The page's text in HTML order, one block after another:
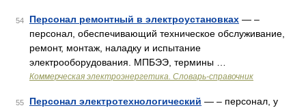
54 Персонал ремонтный в электроустановках — –
персонал, обеспечивающий техническое обслуживание,
ремонт, монтаж, наладку и испытание
электрооборудования. МПБЭЭ, термины …
Коммерческая электроэнергетика. Словарь-справочник
55 Персонал электротехнологический — – персонал, у